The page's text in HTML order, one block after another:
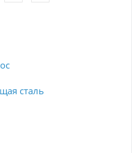
сталь